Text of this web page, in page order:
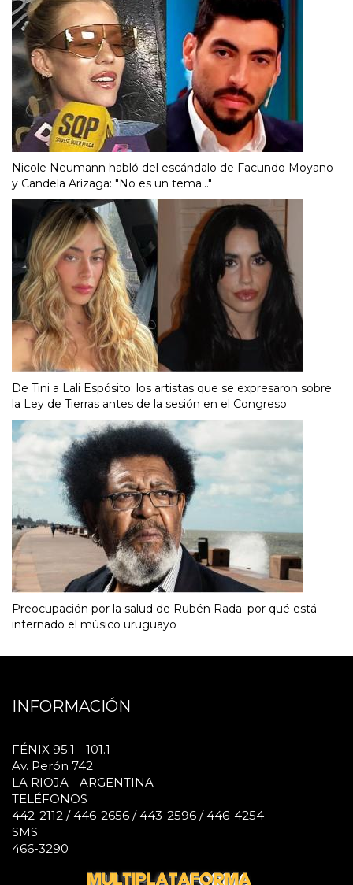
Nicole Neumann habló del escándalo de Facundo Moyano
y Candela Arizaga: "No es un tema..."
De Tini a Lali Espósito: los artistas que se expresaron sobre
la Ley de Tierras antes de la sesión en el Congreso
Preocupación por la salud de Rubén Rada: por qué está
internado el músico uruguayo
INFORMACIÓN
FÉNIX 95.1 - 101.1
Av. Perón 742
LA RIOJA - ARGENTINA
TELÉFONOS
442-2112 / 446-2656 / 443-2596 / 446-4254
SMS
466-3290